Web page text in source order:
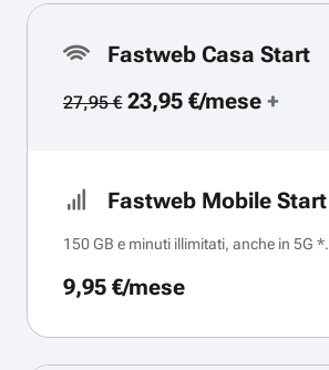
Fastweb Casa Start
27,95 €23,95 €/mese+
Fastweb Mobile Start
150 GB e minuti illimitati, anche in 5G *.
9,95 €/mese